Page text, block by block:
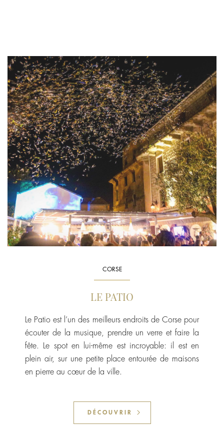
CORSE
LE PATIO
Le Patio est l’un des meilleurs endroits de Corse pour
écouter de la musique, prendre un verre et faire la
fête. Le spot en lui-même est incroyable: il est en
plein air, sur une petite place entourée de maisons
en pierre au cœur de la ville.
DÉCOUVRIR